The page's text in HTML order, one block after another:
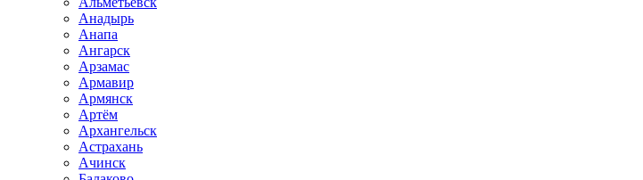
Анадырь
Анапа
Ангарск
Арзамас
Армавир
Армянск
Артём
Архангельск
Астрахань
Ачинск